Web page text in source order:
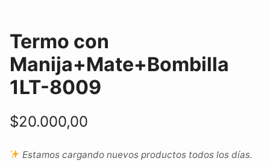
Termo con
Manija+Mate+Bombilla
1LT-8009
$20.000,00
Estamos cargando nuevos productos todos los días.